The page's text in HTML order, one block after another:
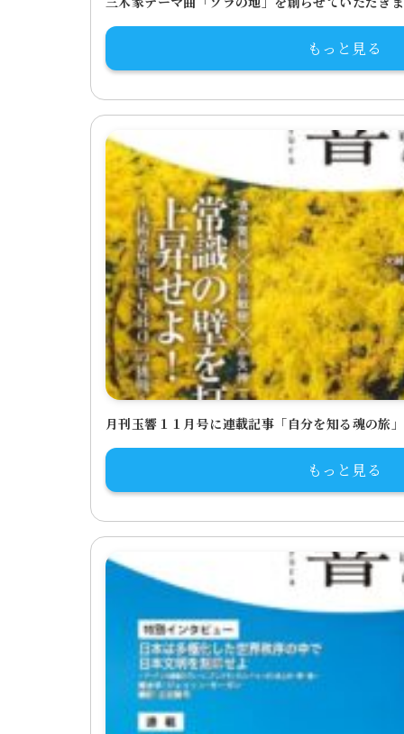
もっと見る
月刊玉響１１月号に連載記事「自分を知る魂の旅
もっと見る